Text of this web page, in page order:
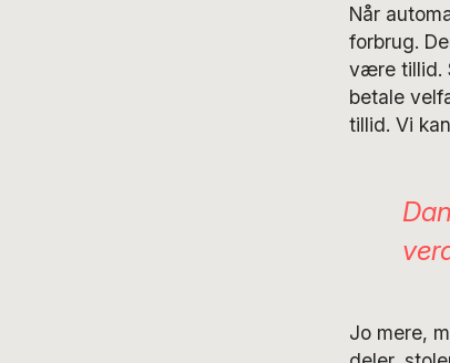
Når
forbrug.
være tillid.
betale
tillid. Vi
Jo mere,